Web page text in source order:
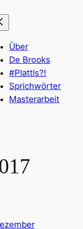
Über
De Brooks
#PlattIs?!
Sprichwörter
Masterarbeit